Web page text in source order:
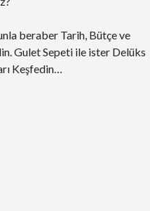
beraber Tarih, Bütçe ve
Gulet Sepeti ile ister Delüks
Keşfedin…